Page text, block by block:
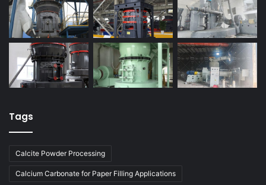
Tags
Calcite Powder Processing
Calcium Carbonate for Paper Filling Applications